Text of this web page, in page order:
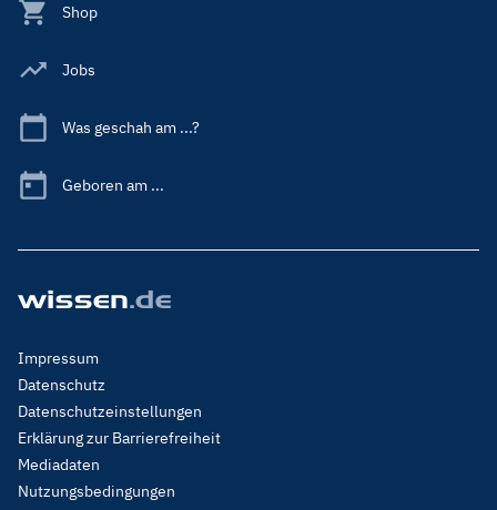
Shop
Jobs
Was geschah am ...?
Geboren am ...
Footer
Menu
Legal
Impressum
Datenschutz
Datenschutzeinstellungen
Erklärung zur Barrierefreiheit
Mediadaten
Nutzungsbedingungen